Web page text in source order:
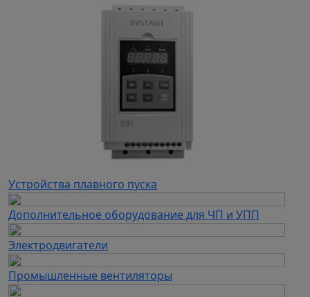
Устройства плавного пуска
Дополнительное оборудование для ЧП и УПП
Электродвигатели
Промышленные вентиляторы